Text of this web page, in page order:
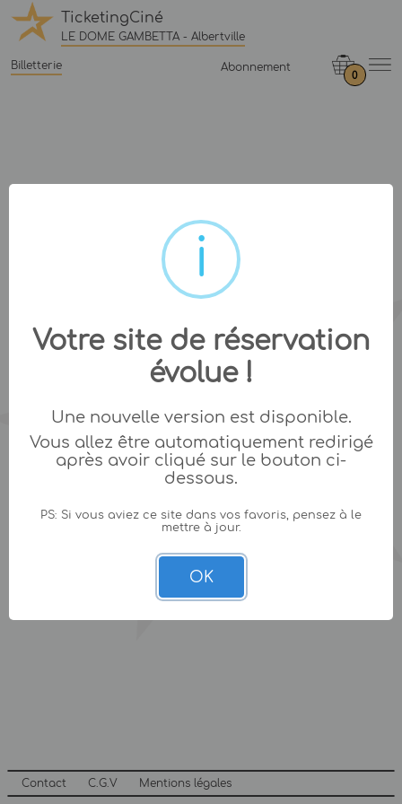
TicketingCiné
LE DOME GAMBETTA - Albertville
Billetterie Abonnement
0
Contact C.G.V Mentions légales
Votre site de réservation
évolue !
Une nouvelle version est disponible.
Vous allez être automatiquement redirigé
après avoir cliqué sur le bouton ci-
dessous.
PS: Si vous aviez ce site dans vos favoris, pensez à le
mettre à jour.
OK